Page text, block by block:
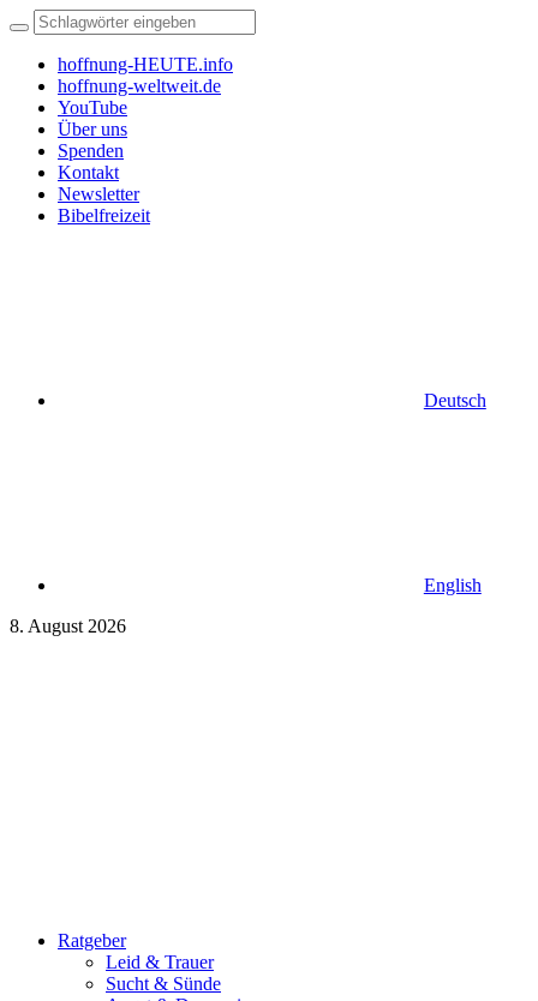
hoffnung-HEUTE.info
hoffnung-weltweit.de
YouTube
Über uns
Spenden
Kontakt
Newsletter
Bibelfreizeit
Deutsch
English
8. August 2026
Ratgeber
Leid & Trauer
Sucht & Sünde